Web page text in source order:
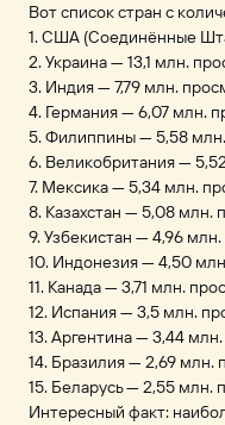
Вот список стран с
1. США (Соединённые
2. Украина — 13,1 млн.
3. Индия — 7,79 млн.
4. Германия — 6,07 млн.
5. Филиппины — 5,58
6. Великобритания —
7. Мексика — 5,34 млн.
8. Казахстан — 5,08 млн.
9. Узбекистан — 4,96
10. Индонезия — 4,50
11. Канада — 3,71 млн.
12. Испания — 3,5 млн.
13. Аргентина — 3,44
14. Бразилия — 2,69 млн.
15. Беларусь — 2,55 млн.
Интересный факт: